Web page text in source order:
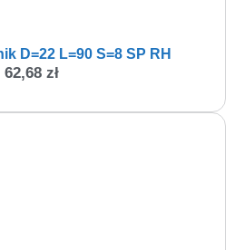
D=22 L=90 S=8 SP RH
62,68 zł